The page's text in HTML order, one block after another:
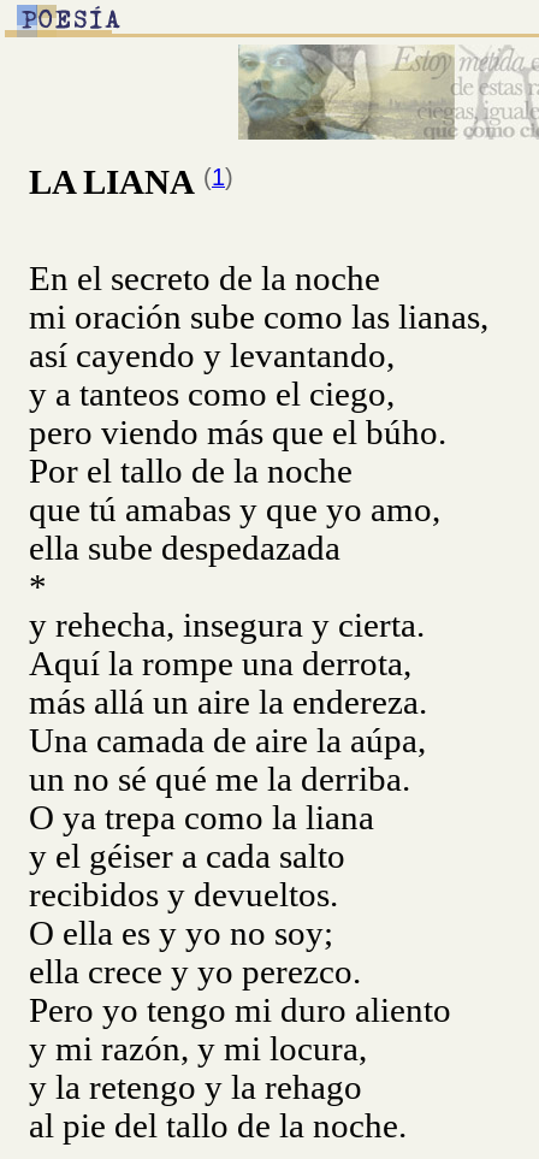
LA LIANA (1)
En el secreto de la noche
mi oración sube como las lianas,
así cayendo y levantando,
y a tanteos como el ciego,
pero viendo más que el búho.
Por el tallo de la noche
que tú amabas y que yo amo,
ella sube despedazada
*
y rehecha, insegura y cierta.
Aquí la rompe una derrota,
más allá un aire la endereza.
Una camada de aire la aúpa,
un no sé qué me la derriba.
O ya trepa como la liana
y el géiser a cada salto
recibidos y devueltos.
O ella es y yo no soy;
ella crece y yo perezco.
Pero yo tengo mi duro aliento
y mi razón, y mi locura,
y la retengo y la rehago
al pie del tallo de la noche.